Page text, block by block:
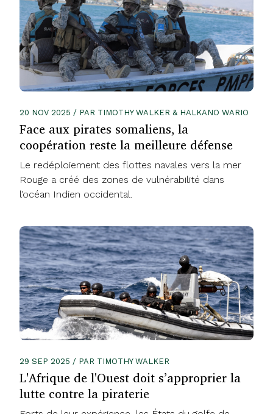
20 NOV 2025 / PAR TIMOTHY WALKER & HALKANO WARIO
Face aux pirates somaliens, la
coopération reste la meilleure défense
Le redéploiement des flottes navales vers la mer
Rouge a créé des zones de vulnérabilité dans
l’océan Indien occidental.
29 SEP 2025 / PAR TIMOTHY WALKER
L'Afrique de l'Ouest doit s’approprier la
lutte contre la piraterie